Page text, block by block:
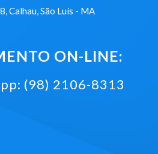
Calhau, São Luís - MA
ON-LINE:
(98) 2106-8313